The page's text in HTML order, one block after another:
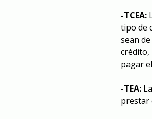
-TCEA:
tipo de
sean
crédito,
pagar
-TEA:
prestar